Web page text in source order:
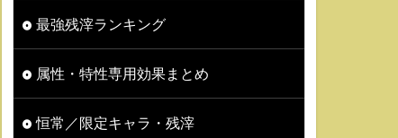
最強残滓ランキング
属性・特性専用効果まとめ
恒常／限定キャラ・残滓